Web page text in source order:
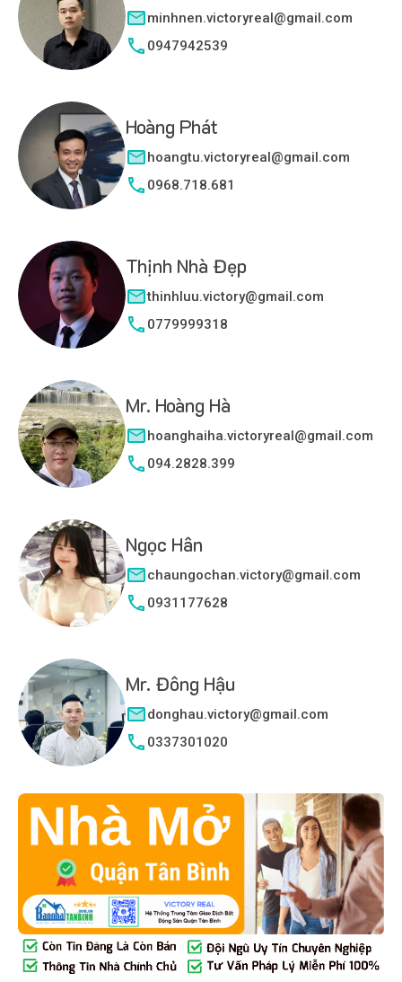
minhnen.victoryreal@gmail.com
0947942539
Hoàng Phát
hoangtu.victoryreal@gmail.com
0968.718.681
Thịnh Nhà Đẹp
thinhluu.victory@gmail.com
0779999318
Mr. Hoàng Hà
hoanghaiha.victoryreal@gmail.com
094.2828.399
Ngọc Hân
chaungochan.victory@gmail.com
0931177628
Mr. Đông Hậu
donghau.victory@gmail.com
0337301020